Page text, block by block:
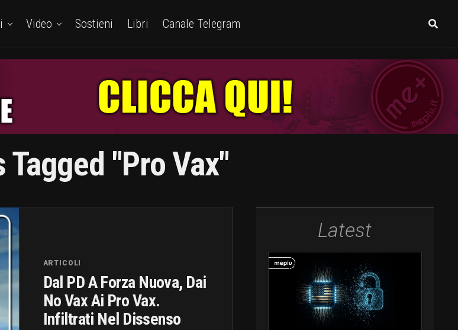
Video Sostieni Libri Canale Telegram
"Pro Vax"
ARTICOLI
Dal PD A Forza Nuova, Dai
No Vax Ai Pro Vax.
Infiltrati Nel Dissenso
Latest